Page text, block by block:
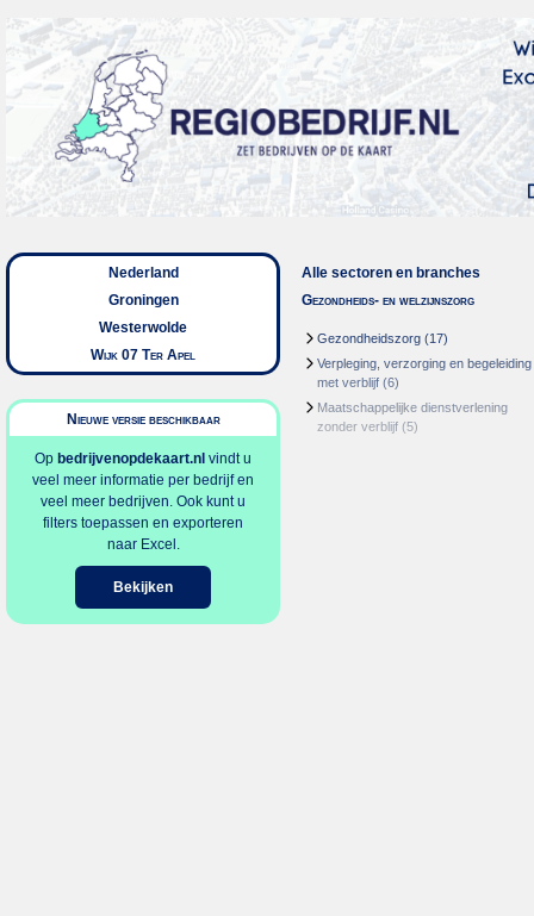
Nederland
Groningen
Westerwolde
Wijk 07 Ter Apel
Nieuwe versie beschikbaar
Op bedrijvenopdekaart.nl vindt u
veel meer informatie per bedrijf en
veel meer bedrijven. Ook kunt u
filters toepassen en exporteren
naar Excel.
Bekijken
Alle sectoren en branches
Gezondheids- en welzijnszorg
Gezondheidszorg (17)
Verpleging, verzorging en begeleiding
met verblijf (6)
Maatschappelijke dienstverlening
zonder verblijf (5)